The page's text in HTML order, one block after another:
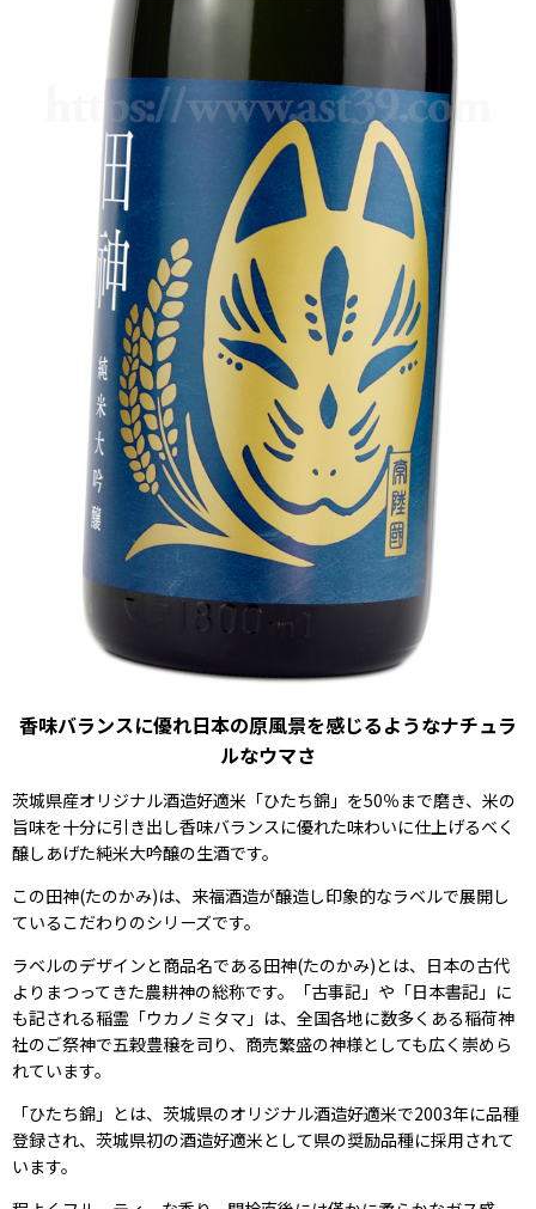
香味バランスに優れ日本の原風景を感じるようなナチュラ
ルなウマさ
茨城県産オリジナル酒造好適米「ひたち錦」を50％まで磨き、米の
旨味を十分に引き出し香味バランスに優れた味わいに仕上げるべく
醸しあげた純米大吟醸の生酒です。
この田神(たのかみ)は、来福酒造が醸造し印象的なラベルで展開し
ているこだわりのシリーズです。
ラベルのデザインと商品名である田神(たのかみ)とは、日本の古代
よりまつってきた農耕神の総称です。「古事記」や「日本書記」に
も記される稲霊「ウカノミタマ」は、全国各地に数多くある稲荷神
社のご祭神で五穀豊穣を司り、商売繁盛の神様としても広く崇めら
れています。
「ひたち錦」とは、茨城県のオリジナル酒造好適米で2003年に品種
登録され、茨城県初の酒造好適米として県の奨励品種に採用されて
います。